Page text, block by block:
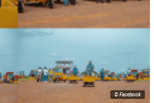
© Facebook